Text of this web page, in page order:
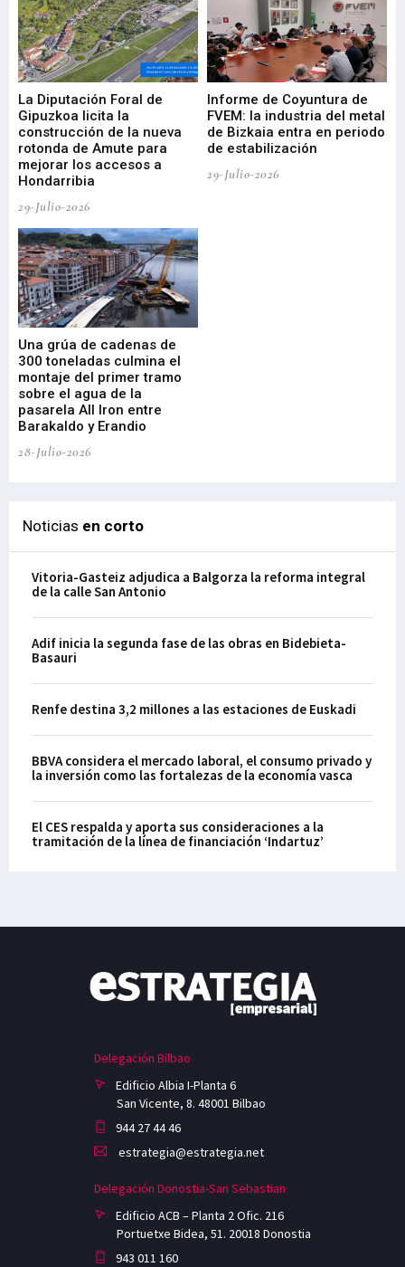
La Diputación Foral de
Gipuzkoa licita la
construcción de la nueva
rotonda de Amute para
mejorar los accesos a
Hondarribia
29-Julio-2026
Informe de Coyuntura de
FVEM: la industria del metal
de Bizkaia entra en periodo
de estabilización
29-Julio-2026
Una grúa de cadenas de
300 toneladas culmina el
montaje del primer tramo
sobre el agua de la
pasarela All Iron entre
Barakaldo y Erandio
28-Julio-2026
Noticias en corto
Vitoria-Gasteiz adjudica a Balgorza la reforma integral
de la calle San Antonio
Adif inicia la segunda fase de las obras en Bidebieta-
Basauri
Renfe destina 3,2 millones a las estaciones de Euskadi
BBVA considera el mercado laboral, el consumo privado y
la inversión como las fortalezas de la economía vasca
El CES respalda y aporta sus consideraciones a la
tramitación de la línea de financiación ‘Indartuz’
Delegación Bilbao
Edificio Albia I-Planta 6
San Vicente, 8. 48001 Bilbao
944 27 44 46
estrategia@estrategia.net
Delegación Donostia-San Sebastian
Edificio ACB – Planta 2 Ofic. 216
Portuetxe Bidea, 51. 20018 Donostia
943 011 160